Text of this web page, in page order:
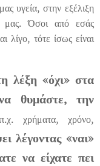
υγεία, στην εξέλιξη
μας. Όσοι από εσάς
λίγο, τότε ίσως είναι
λέξη «όχι» στα
θυμάστε, την
χρήματα, χρόνο,
λέγοντας «ναι»
να είχατε πει